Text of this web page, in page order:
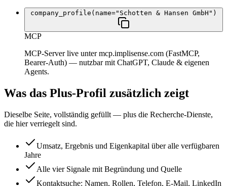
company_profile(name="Schotten & Hansen GmbH")
MCP
MCP-Server live unter mcp.implisense.com (FastMCP,
Bearer-Auth) — nutzbar mit ChatGPT, Claude & eigenen
Agents.
Was das Plus-Profil zusätzlich zeigt
Dieselbe Seite, vollständig gefüllt — plus die Recherche-Dienste,
die hier verriegelt sind.
Umsatz, Ergebnis und Eigenkapital über alle verfügbaren
Jahre
Alle vier Signale mit Begründung und Quelle
Kontaktsuche: Namen, Rollen, Telefon, E-Mail, LinkedIn